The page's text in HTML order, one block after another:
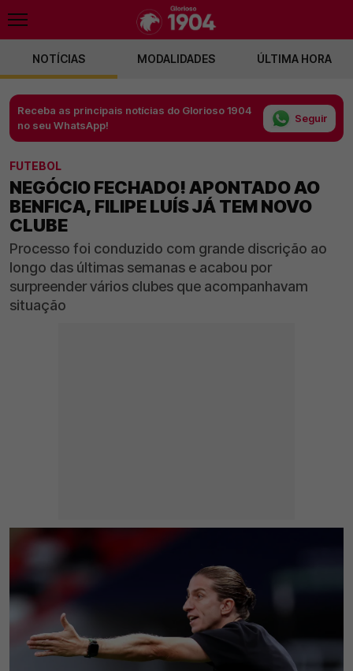
NOTÍCIAS MODALIDADES ÚLTIMA HORA
Receba as principais notícias do Glorioso 1904
no seu WhatsApp!
Seguir
FUTEBOL
NEGÓCIO FECHADO! APONTADO AO
BENFICA, FILIPE LUÍS JÁ TEM NOVO
CLUBE
Processo foi conduzido com grande discrição ao
longo das últimas semanas e acabou por
surpreender vários clubes que acompanhavam
situação